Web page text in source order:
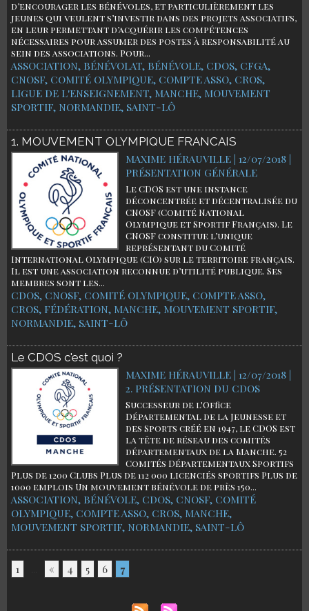
d’encourager les bénévoles, et particulièrement les
jeunes qui veulent s’investir dans des projets associatifs,
en leur permettant d’acquérir les compétences
nécessaires pour assumer des postes à responsabilité au
sein des associations. Pour...
ASSOCIATION, BÉNÉVOLAT, BÉNÉVOLE, CDOS, CFGA,
CNOSF, COMITÉ OLYMPIQUE, COMPTE ASSO, CROS,
LIGUE DE L'ENSEIGNEMENT, MANCHE, MOUVEMENT
SPORTIF, NORMANDIE, SAINT-LÔ
1. MOUVEMENT OLYMPIQUE FRANCAIS
MAXIME HÉRAUVILLE | 12/07/2018 |
PRÉSENTATION GÉNÉRALE
Le CDOS est une instance
déconcentrée et décentralisée du
CNOSF (Comité National
Olympique et Sportif Français). Le
CNOSF constitue l’unique
représentant du Comité
International Olympique (CIO) sur le territoire français.
Il est une association reconnue d’utilité publique. Ses
membres sont les...
CDOS, CNOSF, COMITÉ OLYMPIQUE, COMPTE ASSO,
CROS, FÉDÉRATION, MANCHE, MOUVEMENT SPORTIF,
NORMANDIE, SAINT-LÔ
Le CDOS c'est quoi ?
MAXIME HÉRAUVILLE | 12/07/2018 |
2. PRÉSENTATION DU CDOS
Successeur de l'Office
Départemental de la Jeunesse et
des Sports créé en 1947, le CDOS est
la tête de réseau des comités
départementaux de la Manche. 52
Comités Départementaux Sportifs
Plus de 1200 Clubs Plus de 112 000 licenciés sportifs Plus de
1000 emplois Un mouvement bénévole de près 150...
ASSOCIATION, BÉNÉVOLE, CDOS, CNOSF, COMITÉ
OLYMPIQUE, COMPTE ASSO, CROS, MANCHE,
MOUVEMENT SPORTIF, NORMANDIE, SAINT-LÔ
1 « 4 5 6 7